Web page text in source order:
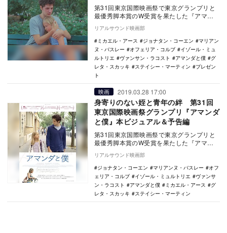
第31回東京国際映画祭で東京グランプリと
最優秀脚本賞のW受賞を果たした『アマン
ダと僕』が、6月22日に公開される。 舞
台…
リアルサウンド映画部
ミカエル・アース
ジョナタン・コーエン
マリアン
ヌ・バスレー
オフェリア・コルブ
イゾール・ミュ
ルトリエ
ヴァンサン・ラコスト アマンダと僕
グ
レタ・スカッキ
ステイシー・マーティン
プレゼン
ト
映画 2019.03.28 17:00
身寄りのない姪と青年の絆 第31回
東京国際映画祭グランプリ『アマンダ
と僕』本ビジュアル＆予告編
第31回東京国際映画祭で東京グランプリと
最優秀脚本賞のW受賞を果たした『アマン
ダと僕』の公開日が6月22日に決定し、ポス
タービジ…
リアルサウンド映画部
ジョナタン・コーエン
マリアンヌ・バスレー
オフ
ェリア・コルブ
イゾール・ミュルトリエ
ヴァンサ
ン・ラコスト
アマンダと僕 ミカエル・アース
グ
レタ・スカッキ
ステイシー・マーティン